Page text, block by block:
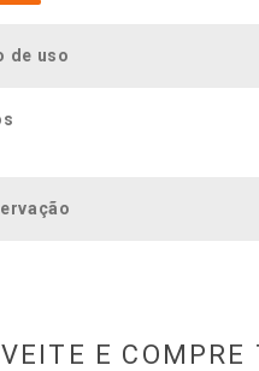
de uso
E COMPRE